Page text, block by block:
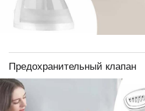
Предохранительный клапан